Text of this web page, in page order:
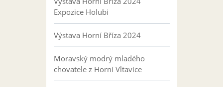
Expozice Holubi
Výstava Horní Bříza 2024
Moravský modrý mladého
chovatele z Horní Vltavice